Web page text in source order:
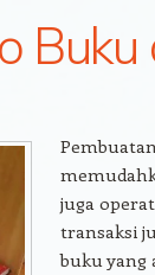
juga
transaksi
buku yang